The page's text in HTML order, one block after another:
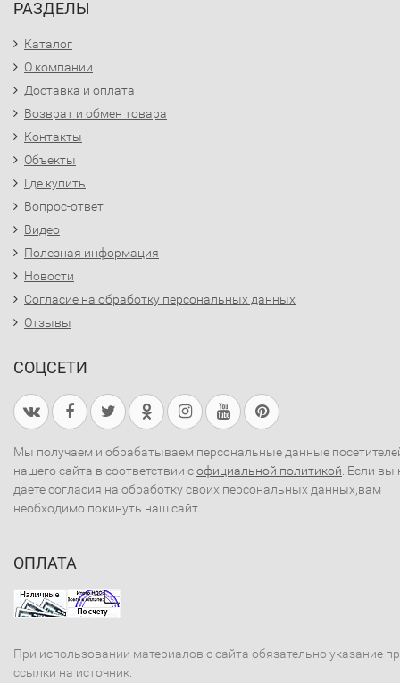
РАЗДЕЛЫ
Каталог
О компании
Доставка и оплата
Возврат и обмен товара
Контакты
Объекты
Где купить
Вопрос-ответ
Видео
Полезная информация
Новости
Согласие на обработку персональных данных
Отзывы
СОЦСЕТИ
Мы получаем и обрабатываем персональные данные
нашего сайта в соответствии софициальной политикой . Если вы
даете согласия на обработку своих персональных данных,вам
необходимо покинуть наш сайт.
ОПЛАТА
При использовании материалов с сайта обязательно указание
ссылки на источник.